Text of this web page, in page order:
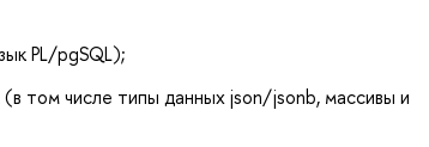
PL/pgSQL);
том числе типы данных json/jsonb, массивы и